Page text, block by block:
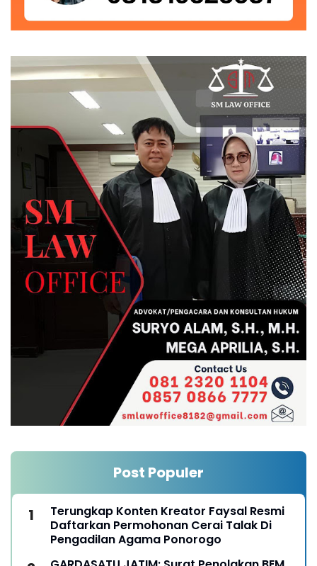
Post Populer
Terungkap Konten Kreator Faysal Resmi
Daftarkan Permohonan Cerai Talak Di
Pengadilan Agama Ponorogo